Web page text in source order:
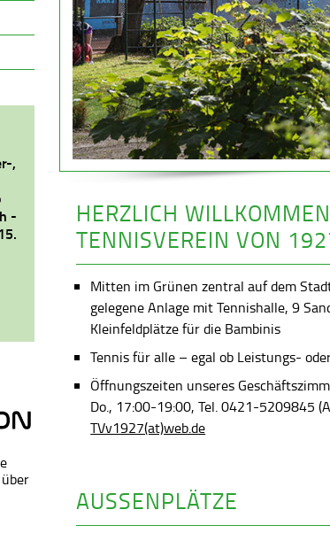
,
-
HERZLICH
TENNISVEREIN VON
Mitten im Grünen zentral auf dem
gelegene Anlage mit Tennishalle, 9
Kleinfeldplätze für die Bambinis
Tennis für alle – egal ob Leistungs-
Öffnungszeiten unseres
Do., 17:00-19:00, Tel. 0421-5209845
TVv1927(at)web.de
AUSSENPLÄTZE